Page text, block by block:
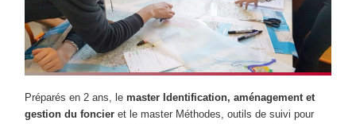
Préparés en 2 ans, lemaster Identification, aménagement et
gestion du foncier et le master Méthodes, outils de suivi pour